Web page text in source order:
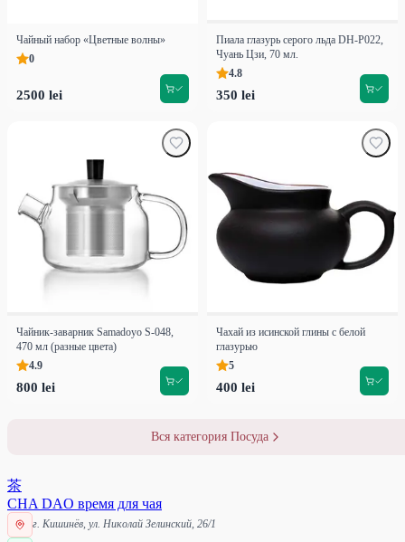
Чайный набор «Цветные волны»
0
2500 lei
Пиала глазурь серого льда DH-P022,
Чуань Цзи, 70 мл.
4.8
350 lei
Чайник-заварник Samadoyo S-048,
470 мл (разные цвета)
4.9
800 lei
Чахай из исинской глины с белой
глазурью
5
400 lei
Вся категория Посуда
茶
CHA DAO время для чая
г. Кишинёв, ул. Николай Зелинский, 26/1